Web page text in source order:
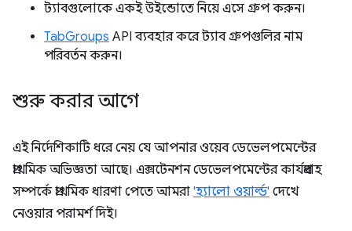
ট্যাবগুলোকে একই উইন্ডোতে নিয়ে এসে গ্রুপ করুন।
TabGroups API ব্যবহার করে ট্যাব গ্রুপগুলির নাম
পরিবর্তন করুন।
শুরু করার আগে
এই নির্দেশিকাটি ধরে নেয় যে আপনার ওয়েব ডেভেলপমেন্টের
প্রাথমিক অভিজ্ঞতা আছে। এক্সটেনশন ডেভেলপমেন্টের কার্যপ্রবাহ
সম্পর্কে প্রাথমিক ধারণা পেতে আমরা 'হ্যালো ওয়ার্ল্ড' দেখে
নেওয়ার পরামর্শ দিই।